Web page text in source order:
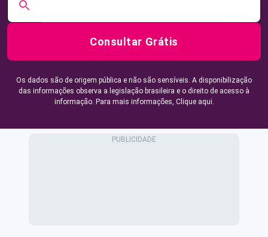
Consultar Grátis
Os dados são de origem pública e não são sensíveis. A disponibilização
das informações observa a legislação brasileira e o direito de acesso à
informação. Para mais informações, Clique aqui.